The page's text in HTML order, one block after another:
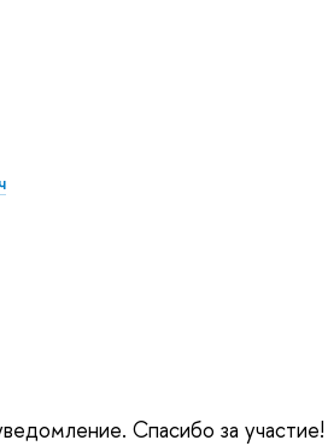
Спасибо за участие!